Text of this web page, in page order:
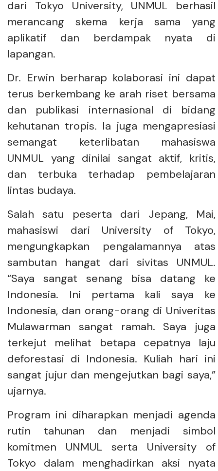
dari Tokyo University, UNMUL berhasil
merancang skema kerja sama yang
aplikatif dan berdampak nyata di
lapangan.
Dr. Erwin berharap kolaborasi ini dapat
terus berkembang ke arah riset bersama
dan publikasi internasional di bidang
kehutanan tropis. Ia juga mengapresiasi
semangat keterlibatan mahasiswa
UNMUL yang dinilai sangat aktif, kritis,
dan terbuka terhadap pembelajaran
lintas budaya.
Salah satu peserta dari Jepang, Mai,
mahasiswi dari University of Tokyo,
mengungkapkan pengalamannya atas
sambutan hangat dari sivitas UNMUL.
“Saya sangat senang bisa datang ke
Indonesia. Ini pertama kali saya ke
Indonesia, dan orang-orang di Univeritas
Mulawarman sangat ramah. Saya juga
terkejut melihat betapa cepatnya laju
deforestasi di Indonesia. Kuliah hari ini
sangat jujur dan mengejutkan bagi saya,”
ujarnya.
Program ini diharapkan menjadi agenda
rutin tahunan dan menjadi simbol
komitmen UNMUL serta University of
Tokyo dalam menghadirkan aksi nyata